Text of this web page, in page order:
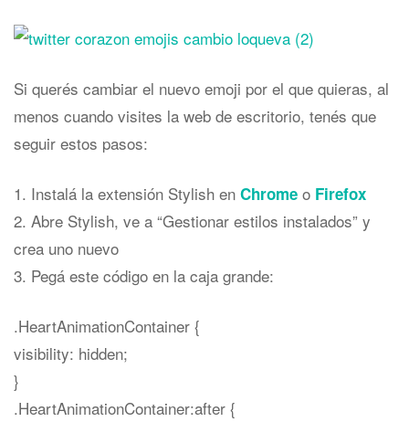
Si querés cambiar el nuevo emoji por el que quieras, al
menos cuando visites la web de escritorio, tenés que
seguir estos pasos:
1. Instalá la extensión Stylish en Chrome o Firefox
2. Abre Stylish, ve a “Gestionar estilos instalados” y
crea uno nuevo
3. Pegá este código en la caja grande:
.HeartAnimationContainer {
visibility: hidden;
}
.HeartAnimationContainer:after {